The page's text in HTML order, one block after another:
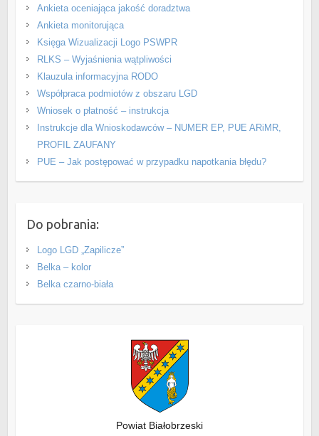
Ankieta oceniająca jakość doradztwa
Ankieta monitorująca
Księga Wizualizacji Logo PSWPR
RLKS – Wyjaśnienia wątpliwości
Klauzula informacyjna RODO
Współpraca podmiotów z obszaru LGD
Wniosek o płatność – instrukcja
Instrukcje dla Wnioskodawców – NUMER EP, PUE ARiMR,
PROFIL ZAUFANY
PUE – Jak postępować w przypadku napotkania błędu?
Do pobrania:
Logo LGD „Zapilicze”
Belka – kolor
Belka czarno-biała
Powiat Białobrzeski